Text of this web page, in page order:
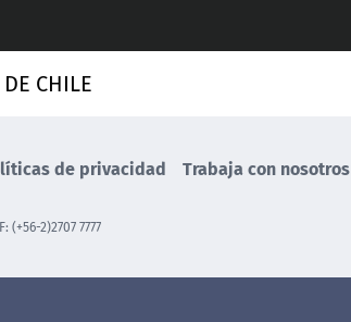
CHILE
de privacidad Trabaja con nosotros
(+56-2)2707 7777